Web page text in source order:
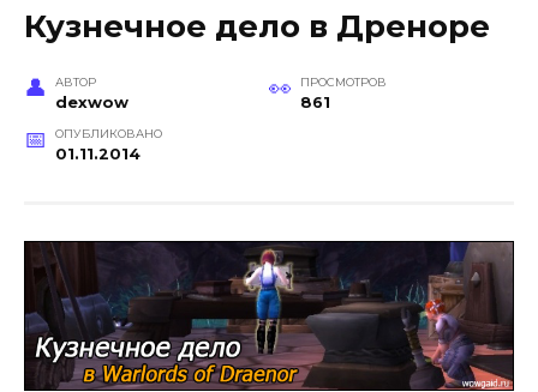
Кузнечное дело в Дреноре
АВТОР
dexwow
ПРОСМОТРОВ
861
ОПУБЛИКОВАНО
01.11.2014